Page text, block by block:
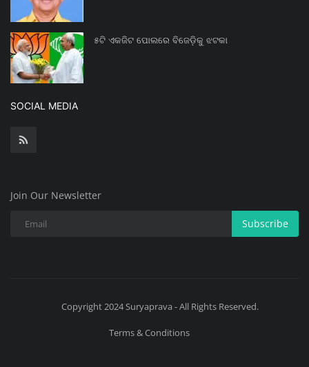
୫ଟି ଏକଜିଟ ପୋଲରେ ବିଜେଡ଼ିକୁ ଝଟକା
SOCIAL MEDIA
Join Our Newsletter
Subscribe
Copyright 2024 Suryaprava - All Rights Reserved.
Terms & Conditions